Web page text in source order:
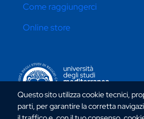
Questo sito utilizza cookie tecnici,
parti, per garantire la corretta
CONTATTI ATENEO
Come raggiungerci
Online store